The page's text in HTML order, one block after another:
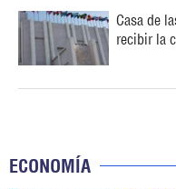
Casa de
recibir la
ECONOMÍA